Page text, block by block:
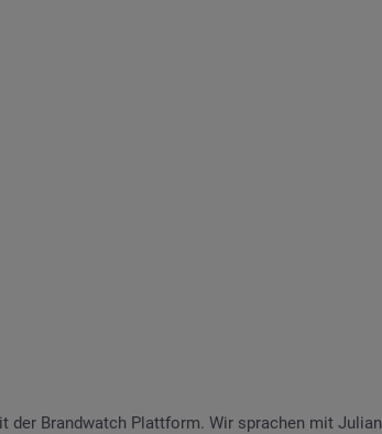
der Brandwatch Plattform. Wir sprachen mit Julian